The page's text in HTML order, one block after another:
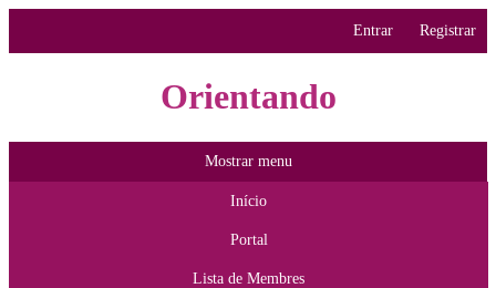
Entrar Registrar
Orientando
Mostrar menu
Início
Portal
Lista de Membres